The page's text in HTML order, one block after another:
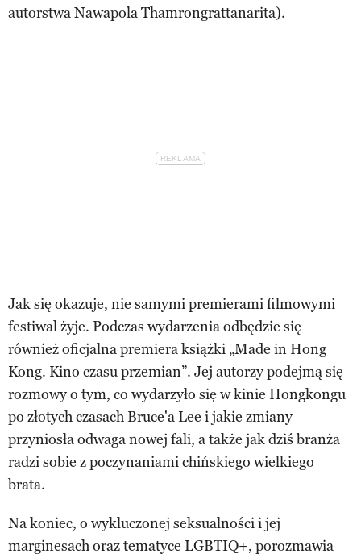
autorstwa Nawapola Thamrongrattanarita).
Jak się okazuje, nie samymi premierami filmowymi
festiwal żyje. Podczas wydarzenia odbędzie się
również oficjalna premiera książki „Made in Hong
Kong. Kino czasu przemian”. Jej autorzy podejmą się
rozmowy o tym, co wydarzyło się w kinie Hongkongu
po złotych czasach Bruce'a Lee i jakie zmiany
przyniosła odwaga nowej fali, a także jak dziś branża
radzi sobie z poczynaniami chińskiego wielkiego
brata.
Na koniec, o wykluczonej seksualności i jej
marginesach oraz tematyce LGBTIQ+, porozmawia